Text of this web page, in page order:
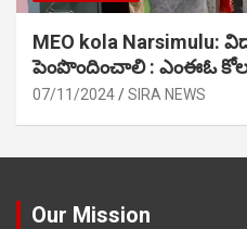
MEO kola Narsimulu:
పెంపొందించాలి : ఎంఈఓ కోల
07/11/2024 SIRA NEWS
Our Mission